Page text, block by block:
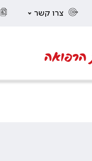
צרו קשר
הרפואה